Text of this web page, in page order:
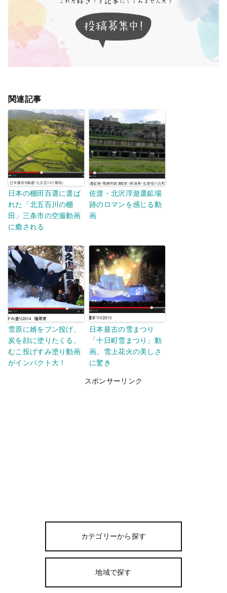
関連記事
日本の棚田百選に選ば
れた「北五百川の棚
田」三条市の空撮動画
に癒される
佐渡・北沢浮遊選鉱場
跡のロマンを感じる動
画
雪原に婿をブン投げ、
炭を顔に塗りたくる。
むこ投げすみ塗り動画
がインパクト大！
日本最古の雪まつり
「十日町雪まつり」動
画。雪上花火の美しさ
に驚き
スポンサーリンク
カテゴリーから探す
地域で探す